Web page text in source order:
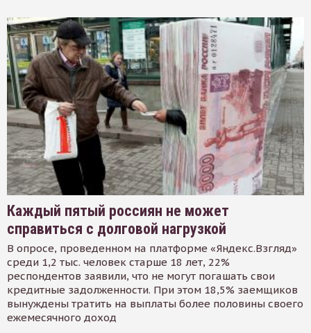
Каждый пятый россиян не может
справиться с долговой нагрузкой
В опросе, проведенном на платформе «Яндекс.Взгляд»
среди 1,2 тыс. человек старше 18 лет, 22%
респондентов заявили, что не могут погашать свои
кредитные задолженности. При этом 18,5% заемщиков
вынуждены тратить на выплаты более половины своего
ежемесячного доход